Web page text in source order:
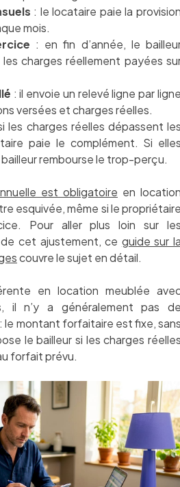
: le locataire paie la
mois.
: en fin d’année, le
charges réellement payées
: il envoie un relevé ligne par
versées et charges réelles.
les charges réelles dépassent
paie le complément. Si
rembourse le trop-perçu.
est obligatoire en
esquivée, même si le
Pour aller plus loin sur
cet ajustement, ce guide sur
couvre le sujet en détail.
en location meublée
il n’y a généralement pas
le montant forfaitaire est fixe,
le bailleur si les charges
forfait prévu.